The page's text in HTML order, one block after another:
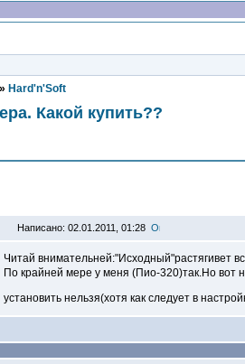
» Hard'n'Soft
Какой купить??
Написано: 02.01.2011, 01:28
Читай внимательней:"Исходный"растягивет
По крайней мере у меня (Пио-320)так.Но вот
установить нельзя(хотя как следует в